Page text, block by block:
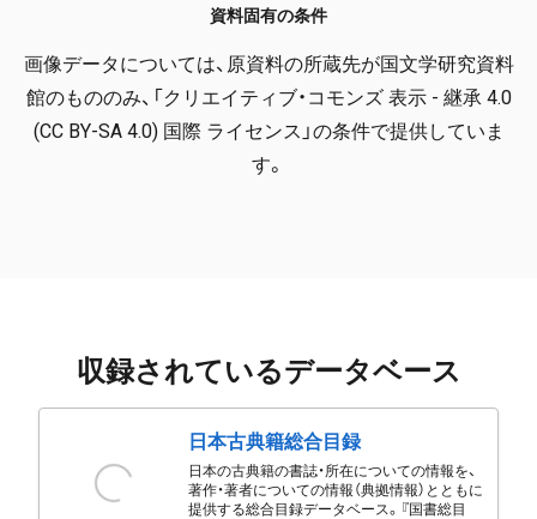
資料固有の条件
画像データについては、原資料の所蔵先が国文学研究資料
館のもののみ、「クリエイティブ・コモンズ 表示 - 継承 4.0
(CC BY-SA 4.0) 国際 ライセンス」の条件で提供していま
す。
収録されているデータベース
日本古典籍総合目録
日本の古典籍の書誌・所在についての情報を、
著作・著者についての情報（典拠情報）とともに
提供する総合目録データベース。『国書総目